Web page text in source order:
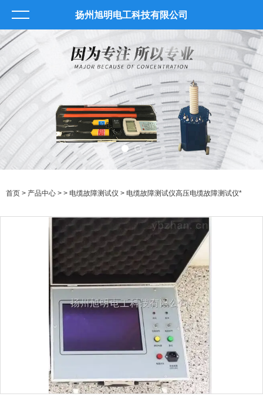
扬州旭明电工科技有限公司
首页 > 产品中心 > > 电缆故障测试仪 > 电缆故障测试仪高压电缆故障测试仪*